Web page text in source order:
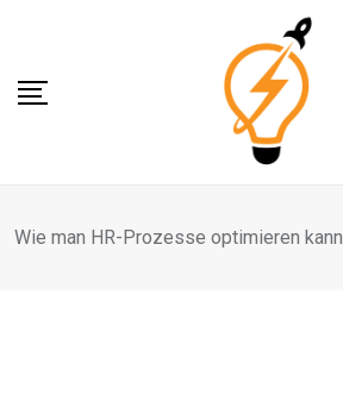
content
Wie man HR-Prozesse optimieren kann